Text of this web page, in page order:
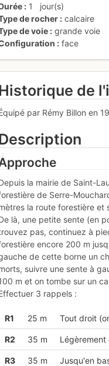
1
jour(s)
de rocher
calcaire
de voie
grande voie
face
de
par Rémy Billon en
la mairie de Saint-
de Serre-
la route forestière et
là, une petite sente (en
pas, continuez à
encore 200 m
de cette borne un
suivre une sente à
m et on tombe sur un
3 rappels :
R1 25 m Tout droit
R2 35 m
R3 35 m Jusqu'en